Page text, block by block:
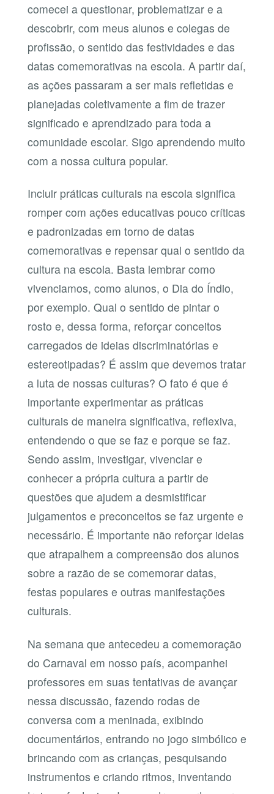
comecei a questionar, problematizar e a
descobrir, com meus alunos e colegas de
profissão, o sentido das festividades e das
datas comemorativas na escola. A partir daí,
as ações passaram a ser mais refletidas e
planejadas coletivamente a fim de trazer
significado e aprendizado para toda a
comunidade escolar. Sigo aprendendo muito
com a nossa cultura popular.
Incluir práticas culturais na escola significa
romper com ações educativas pouco críticas
e padronizadas em torno de datas
comemorativas e repensar qual o sentido da
cultura na escola. Basta lembrar como
vivenciamos, como alunos, o Dia do Índio,
por exemplo. Qual o sentido de pintar o
rosto e, dessa forma, reforçar conceitos
carregados de ideias discriminatórias e
estereotipadas? É assim que devemos tratar
a luta de nossas culturas? O fato é que é
importante experimentar as práticas
culturais de maneira significativa, reflexiva,
entendendo o que se faz e porque se faz.
Sendo assim, investigar, vivenciar e
conhecer a própria cultura a partir de
questões que ajudem a desmistificar
julgamentos e preconceitos se faz urgente e
necessário. É importante não reforçar ideias
que atrapalhem a compreensão dos alunos
sobre a razão de se comemorar datas,
festas populares e outras manifestações
culturais.
Na semana que antecedeu a comemoração
do Carnaval em nosso país, acompanhei
professores em suas tentativas de avançar
nessa discussão, fazendo rodas de
conversa com a meninada, exibindo
documentários, entrando no jogo simbólico e
brincando com as crianças, pesquisando
instrumentos e criando ritmos, inventando